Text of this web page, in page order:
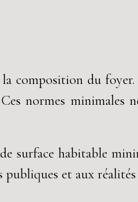
composition du
normes minimales
surface habitable
et aux